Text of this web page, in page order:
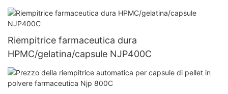
polvere, frullatore
Riempitrice farmaceutica dura
HPMC/gelatina/capsule NJP400C